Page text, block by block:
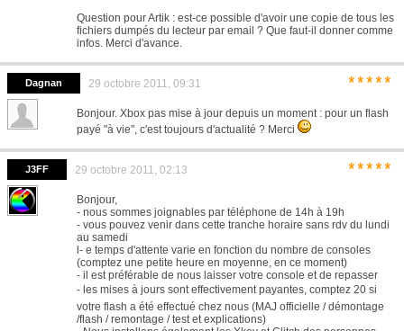
Question pour Artik : est-ce possible d'avoir une copie de tous les
fichiers dumpés du lecteur par email ? Que faut-il donner comme
infos. Merci d'avance.
Dagnan 29 octobre 2011, 09:31 *****
Bonjour. Xbox pas mise à jour depuis un moment : pour un flash
payé "à vie", c'est toujours d'actualité ? Merci
J3FF 29 octobre 2011, 02:13 *****
Bonjour,
- nous sommes joignables par téléphone de 14h à 19h
- vous pouvez venir dans cette tranche horaire sans rdv du lundi
au samedi
l- e temps d'attente varie en fonction du nombre de consoles
(comptez une petite heure en moyenne, en ce moment)
- il est préférable de nous laisser votre console et de repasser
- les mises à jours sont effectivement payantes, comptez 20 si
votre flash a été effectué chez nous (MAJ officielle / démontage
/flash / remontage / test et explications)